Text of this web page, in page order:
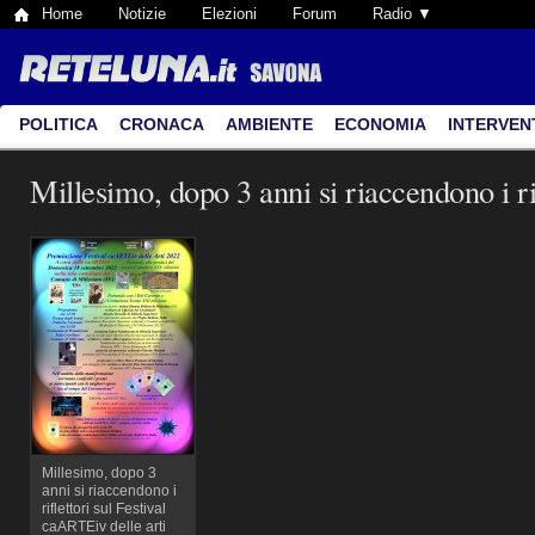
Home Notizie Elezioni Forum Radio ▼
POLITICA CRONACA AMBIENTE ECONOMIA
Millesimo, dopo 3 anni si riaccendono i
Millesimo, dopo 3
anni si riaccendono i
riflettori sul Festival
caARTEiv delle arti